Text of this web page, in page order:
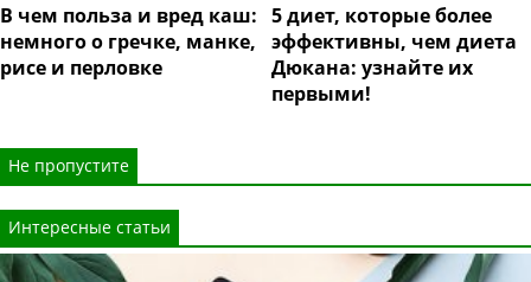
В чем польза и вред каш:
немного о гречке, манке,
рисе и перловке
5 диет, которые более
эффективны, чем диета
Дюкана: узнайте их
первыми!
Не пропустите
Интересные статьи